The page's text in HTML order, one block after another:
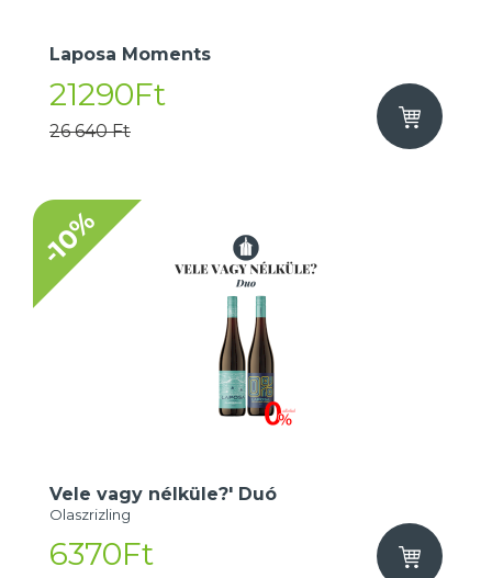
Laposa Moments
21290Ft
26 640 Ft
-10%
Vele vagy nélküle?' Duó
Olaszrizling
6370Ft